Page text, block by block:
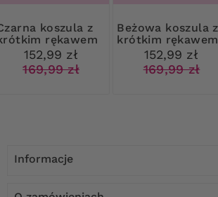
z
rękawem
152,99 zł
169,99 zł
Beżowa koszula z
krótkim rękawem
152,99 zł
169,99 zł
Informacje